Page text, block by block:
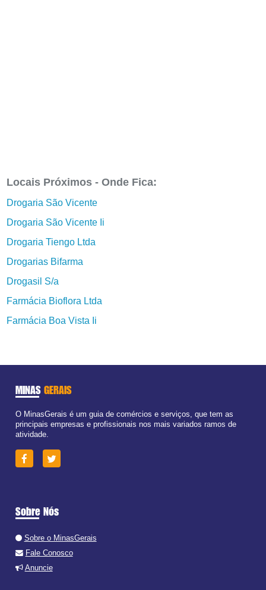
Locais Próximos - Onde Fica:
Drogaria São Vicente
Drogaria São Vicente Ii
Drogaria Tiengo Ltda
Drogarias Bifarma
Drogasil S/a
Farmácia Bioflora Ltda
Farmácia Boa Vista Ii
MINAS GERAIS
O MinasGerais é um guia de comércios e serviços, que tem as
principais empresas e profissionais nos mais variados ramos de
atividade.
Sobre Nós
Sobre o MinasGerais
Fale Conosco
Anuncie